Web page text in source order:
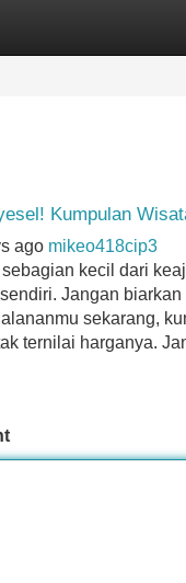
Listings
Kumpulan
ago mikeo418cip3
kecil dari
Jangan
sekarang,
ternilai harganya.